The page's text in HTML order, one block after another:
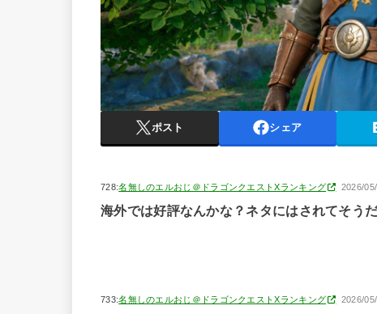
ポスト シェア
728:名無しのエルおじ＠ドラゴンクエストXランキング 2026/
海外では好評なんかな？ネタにはされてそう
733:名無しのエルおじ＠ドラゴンクエストXランキング 2026/